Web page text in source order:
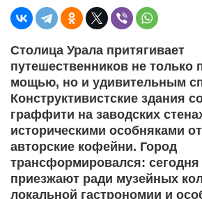
Столица Урала притягивает
путешественников не
мощью, но и удивительным
Конструктивистские здания
граффити на заводских
историческими особняками
авторские кофейни. Город
трансформировался:
приезжают ради музейных
локальной гастрономии и